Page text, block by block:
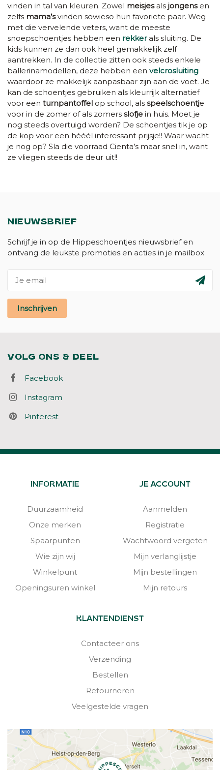
vinden in tal van kleuren. Zowel meisjesals jongensen
zelfs mama’svinden sowieso hun favoriete paar. Weg
met die vervelende veters, want de meeste
snoepschoentjes hebben een rekkerals sluiting. De
kids kunnen ze dan ook heel gemakkelijk zelf
aantrekken. In de collectie zitten ook steeds enkele
ballerinamodellen, deze hebben een velcrosluiting
waardoor ze makkelijk aanpasbaar zijn aan de voet. Je
kan de schoentjes gebruiken als kleurrijk alternatief
voor een turnpantoffel op school, als speelschoentje
voor in de zomer of als zomers slofje in huis. Moet je
nog steeds overtuigd worden? De schoentjes tik je op
de kop voor een hééél interessant prijsje!! Waar wacht
je nog op? Sla die voorraad Cienta’s maar snel in, want
ze vliegen steeds de deur uit!!
NIEUWSBRIEF
Schrijf je in op de Hippeschoentjes nieuwsbrief en
ontvang de leukste promoties en acties in je mailbox
Inschrijven
VOLG ONS & DEEL
Facebook
Instagram
Pinterest
INFORMATIE
Duurzaamheid
Onze merken
Spaarpunten
Wie zijn wij
Winkelpunt
Openingsuren winkel
JE ACCOUNT
Aanmelden
Registratie
Wachtwoord vergeten
Mijn verlanglijstje
Mijn bestellingen
Mijn retours
KLANTENDIENST
Contacteer ons
Verzending
Bestellen
Retourneren
Veelgestelde vragen